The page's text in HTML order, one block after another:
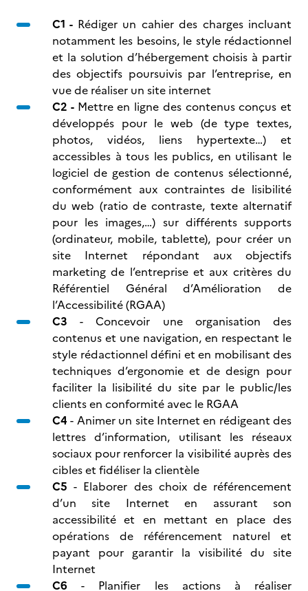
C1 - Rédiger un cahier des charges incluant
notamment les besoins, le style rédactionnel
et la solution d’hébergement choisis à partir
des objectifs poursuivis par l’entreprise, en
vue de réaliser un site internet
C2 - Mettre en ligne des contenus conçus et
développés pour le web (de type textes,
photos, vidéos, liens hypertexte…) et
accessibles à tous les publics, en utilisant le
logiciel de gestion de contenus sélectionné,
conformément aux contraintes de lisibilité
du web (ratio de contraste, texte alternatif
pour les images,…) sur différents supports
(ordinateur, mobile, tablette), pour créer un
site Internet répondant aux objectifs
marketing de l’entreprise et aux critères du
Référentiel Général d’Amélioration de
l’Accessibilité (RGAA)
C3- Concevoir une organisation des
contenus et une navigation, en respectant le
style rédactionnel défini et en mobilisant des
techniques d’ergonomie et de design pour
faciliter la lisibilité du site par le public/les
clients en conformité avec le RGAA
C4- Animer un site Internet en rédigeant des
lettres d’information, utilisant les réseaux
sociaux pour renforcer la visibilité auprès des
cibles et fidéliser la clientèle
C5- Elaborer des choix de référencement
d’un site Internet en assurant son
accessibilité et en mettant en place des
opérations de référencement naturel et
payant pour garantir la visibilité du site
Internet
C6- Planifier les actions à réaliser